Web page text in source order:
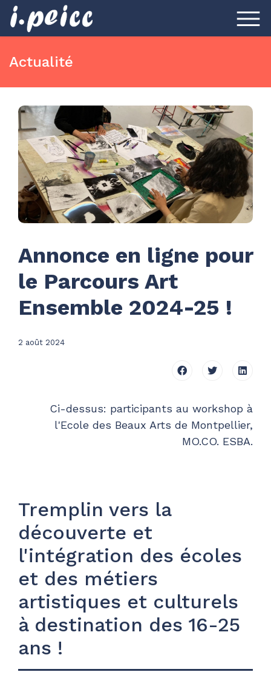
Actualité
Annonce en ligne pour
le Parcours Art
Ensemble 2024-25 !
2 août 2024
Ci-dessus: participants au workshop à
l'Ecole des Beaux Arts de Montpellier,
MO.CO. ESBA.
Tremplin vers la
découverte et
l'intégration des écoles
et des métiers
artistiques et culturels
à destination des 16-25
ans !